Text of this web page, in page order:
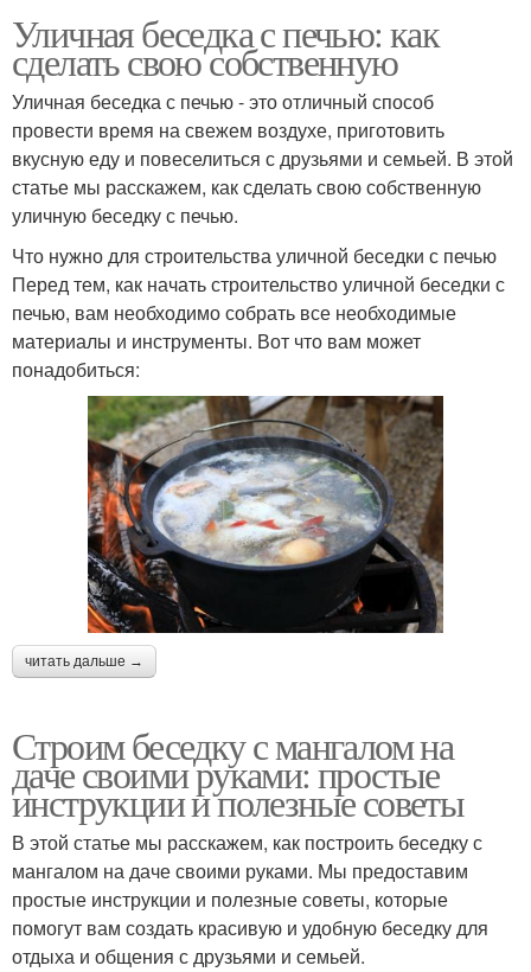
Уличная беседка с печью: как
сделать свою собственную
Уличная беседка с печью - это отличный способ
провести время на свежем воздухе, приготовить
вкусную еду и повеселиться с друзьями и семьей. В этой
статье мы расскажем, как сделать свою собственную
уличную беседку с печью.
Что нужно для строительства уличной беседки с печью
Перед тем, как начать строительство уличной беседки с
печью, вам необходимо собрать все необходимые
материалы и инструменты. Вот что вам может
понадобиться:
читать дальше →
Строим беседку с мангалом на
даче своими руками: простые
инструкции и полезные советы
В этой статье мы расскажем, как построить беседку с
мангалом на даче своими руками. Мы предоставим
простые инструкции и полезные советы, которые
помогут вам создать красивую и удобную беседку для
отдыха и общения с друзьями и семьей.